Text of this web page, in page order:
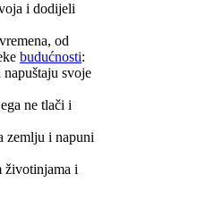
i dodijeli
od
budućnosti:
svoje
ne tlači i
zemlju i napuni
životinjama i